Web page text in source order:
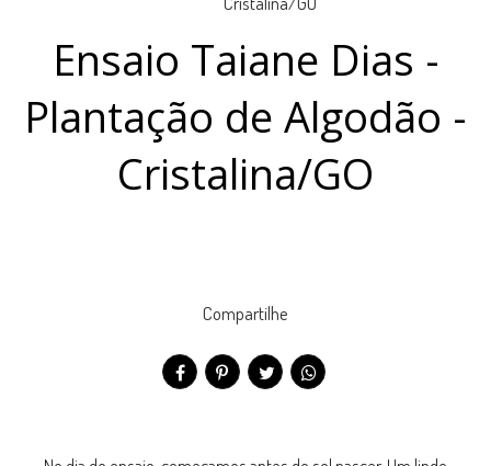
Ensaio Taiane Dias -
Plantação de Algodão -
Cristalina/GO
Compartilhe